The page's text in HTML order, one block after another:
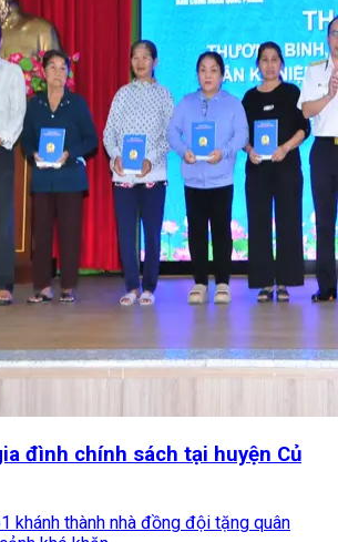
đình chính sách tại huyện Củ